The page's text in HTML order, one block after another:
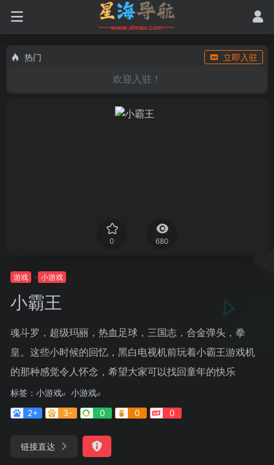
热门 立即入驻
欢迎入驻！
0 680
游戏 小游戏
小霸王
魂斗罗，超级玛丽，热血足球，三国志，合金弹头，拳
皇。这些小时候的回忆，黑白电视机前玩着小霸王游戏机
的那种感觉令人怀念，希望大家可以找回童年的快乐
标签： 小游戏
小游戏
2+
3- 0 0 0
链接直达